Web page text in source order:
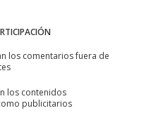
los comentarios fuera de
los contenidos
publicitarios